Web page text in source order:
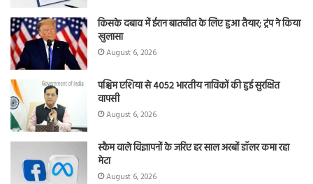
किसके दबाव में ईरान बातचीत के लिए हुआ तैयार; ट्रंप ने किया
खुलासा
August 6, 2026
पश्चिम एशिया से 4052 भारतीय नाविकों की हुई सुरक्षित
वापसी
August 6, 2026
स्कैम वाले विज्ञापनों के जरिए हर साल अरबों डॉलर कमा रहा
मेटा
August 6, 2026